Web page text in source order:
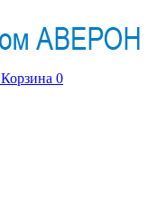
Корзина 0